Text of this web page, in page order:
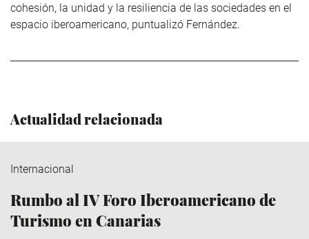
cohesión, la unidad y la resiliencia de las sociedades en el
espacio iberoamericano, puntualizó Fernández.
Actualidad relacionada
Internacional
Rumbo al IV Foro Iberoamericano de
Turismo en Canarias